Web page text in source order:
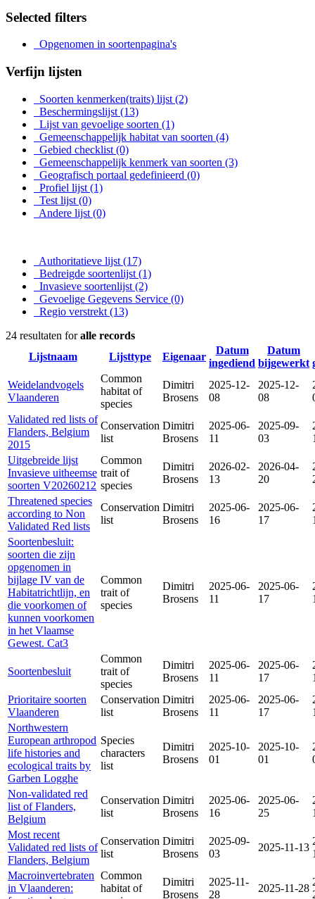
Selected filters
Opgenomen in soortenpagina's
Verfijn lijsten
Soorten kenmerken(traits) lijst (2)
Beschermingslijst (13)
Lijst van gevoelige soorten (1)
Gemeenschappelijk habitat van soorten (4)
Gebied checklist (0)
Gemeenschappelijk kenmerk van soorten (3)
Geografisch portaal gedefinieerd (0)
Profiel lijst (1)
Test lijst (0)
Andere lijst (0)
Authoritatieve lijst (17)
Bedreigde soortenlijst (1)
Invasieve soortenlijst (2)
Gevoelige Gegevens Service (0)
Regio verstrekt (13)
24 resultaten foralle records
Lijstnaam
Lijsttype Eigenaar
Datum
ingediend
Datum
bijgewerkt
Weidelandvogels
Vlaanderen
Common
habitat of
species
Dimitri
Brosens
2025-12-
08
2025-12-
08
Validated red lists of
Flanders, Belgium
2015
Conservation
list
Dimitri
Brosens
2025-06-
11
2025-09-
03
Uitgebreide lijst
Invasieve uitheemse
soorten V20260212
Common
trait of
species
Dimitri
Brosens
2026-02-
13
2026-04-
20
Threatened species
according to Non
Validated Red lists
Conservation
list
Dimitri
Brosens
2025-06-
16
2025-06-
17
Soortenbesluit:
soorten die zijn
opgenomen in
bijlage IV van de
Habitatrichtlijn, en
die voorkomen of
kunnen voorkomen
in het Vlaamse
Gewest. Cat3
Common
trait of
species
Dimitri
Brosens
2025-06-
11
2025-06-
17
Soortenbesluit
Common
trait of
species
Dimitri
Brosens
2025-06-
11
2025-06-
17
Prioritaire soorten
Vlaanderen
Conservation
list
Dimitri
Brosens
2025-06-
11
2025-06-
17
Northwestern
European arthropod
life histories and
ecological traits by
Garben Logghe
Species
characters
list
Dimitri
Brosens
2025-10-
01
2025-10-
01
Non-validated red
list of Flanders,
Belgium
Conservation
list
Dimitri
Brosens
2025-06-
16
2025-06-
25
Most recent
Validated red lists of
Flanders, Belgium
Conservation
list
Dimitri
Brosens
2025-09-
03
2025-11-13
Macroinvertebraten
in Vlaanderen:
Common
habitat of
Dimitri
Brosens
2025-11-
28
2025-11-28